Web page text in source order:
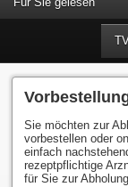
Sie möchten zur
vorbestellen oder
einfach
rezeptpflichtige
für Sie zur